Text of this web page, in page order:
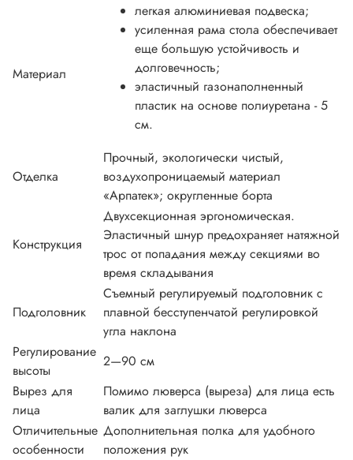
Материал
легкая алюминиевая подвеска;
усиленная рама стола обеспечивает
еще большую устойчивость и
долговечность;
эластичный газонаполненный
пластик на основе полиуретана - 5
см.
Отделка
Прочный, экологически чистый,
воздухопроницаемый материал
«Арпатек»; округленные борта
Конструкция
Двухсекционная эргономическая.
Эластичный шнур предохраняет натяжной
трос от попадания между секциями во
время складывания
Подголовник
Съемный регулируемый подголовник с
плавной бесступенчатой регулировкой
угла наклона
Регулирование
высоты
2—90 см
Вырез для
лица
Помимо люверса (выреза) для лица есть
валик для заглушки люверса
Отличительные
особенности
Дополнительная полка для удобного
положения рук